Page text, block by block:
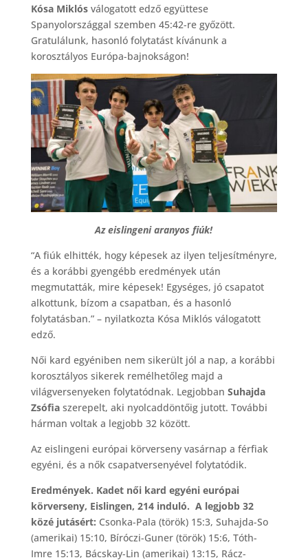
Kósa Miklósválogatott edző együttese
Spanyolországgal szemben 45:42-re győzött.
Gratulálunk, hasonló folytatást kívánunk a
korosztályos Európa-bajnokságon!
Az eislingeni aranyos fiúk!
“A fiúk elhitték, hogy képesek az ilyen teljesítményre,
és a korábbi gyengébb eredmények után
megmutatták, mire képesek! Egységes, jó csapatot
alkottunk, bízom a csapatban, és a hasonló
folytatásban.” – nyilatkozta Kósa Miklós válogatott
edző.
Női kard egyéniben nem sikerült jól a nap, a korábbi
korosztályos sikerek remélhetőleg majd a
világversenyeken folytatódnak. Legjobban Suhajda
Zsófiaszerepelt, aki nyolcaddöntőig jutott. További
hárman voltak a legjobb 32 között.
Az eislingeni európai körverseny vasárnap a férfiak
egyéni, és a nők csapatversenyével folytatódik.
Eredmények. Kadet női kard egyéni európai
körverseny, Eislingen, 214 induló. A legjobb 32
közé jutásért: Csonka-Pala (török) 15:3, Suhajda-So
(amerikai) 15:10, Bíróczi-Guner (török) 15:6, Tóth-
Imre 15:13, Bácskay-Lin (amerikai) 13:15, Rácz-